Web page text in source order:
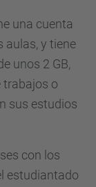
una cuenta
aulas, y tiene
unos 2 GB,
trabajos o
sus estudios
con los
estudiantado